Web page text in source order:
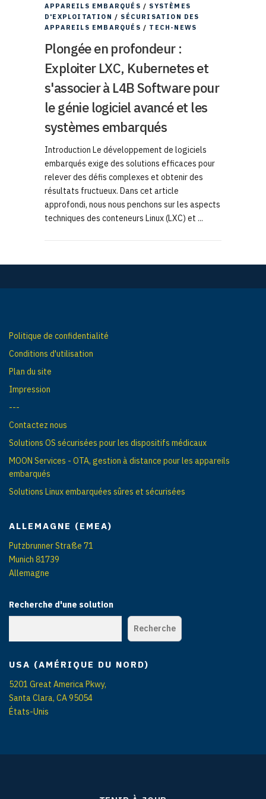
APPAREILS EMBARQUÉS / SYSTÈMES
D'EXPLOITATION / SÉCURISATION DES
APPAREILS EMBARQUÉS / TECH-NEWS
Plongée en profondeur :
Exploiter LXC, Kubernetes et
s'associer à L4B Software pour
le génie logiciel avancé et les
systèmes embarqués
Introduction Le développement de logiciels
embarqués exige des solutions efficaces pour
relever des défis complexes et obtenir des
résultats fructueux. Dans cet article
approfondi, nous nous penchons sur les aspects
techniques des conteneurs Linux (LXC) et ...
Politique de confidentialité
Conditions d'utilisation
Plan du site
Impression
---
Contactez nous
Solutions OS sécurisées pour les dispositifs médicaux
MOON Services - OTA, gestion à distance pour les appareils
embarqués
Solutions Linux embarquées sûres et sécurisées
ALLEMAGNE (EMEA)
Putzbrunner Straße 71
Munich 81739
Allemagne
Recherche d'une solution
Recherche
USA (AMÉRIQUE DU NORD)
5201 Great America Pkwy,
Santa Clara, CA 95054
États-Unis